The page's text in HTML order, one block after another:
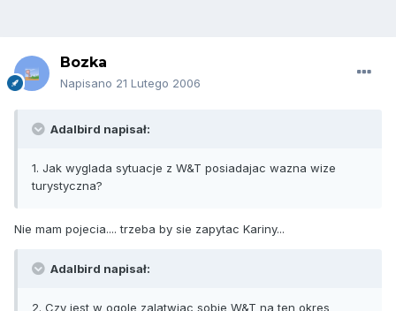
Bozka
Napisano 21 Lutego 2006
Adalbird napisał:
1. Jak wyglada sytuacje z W&T posiadajac wazna wize
turystyczna?
Nie mam pojecia.... trzeba by sie zapytac Kariny...
Adalbird napisał:
2. Czy jest w ogole zalatwiac sobie W&T na ten okres